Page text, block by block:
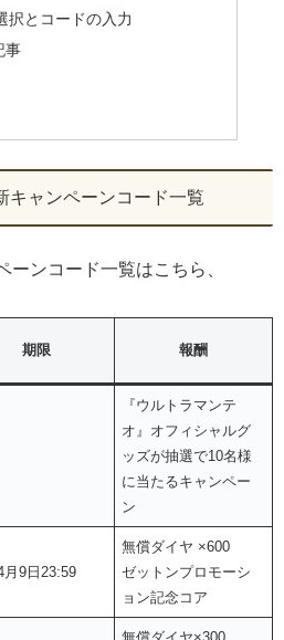
択とコードの入力
事
キャンペーンコード一覧
ンコード一覧はこちら、
期限 報酬
『ウルトラマンテ
オ』オフィシャルグ
ッズが抽選で10名様
に当たるキャンペー
ン
月9日23:59
無償ダイヤ ×600
ゼットンプロモーシ
ョン記念コア